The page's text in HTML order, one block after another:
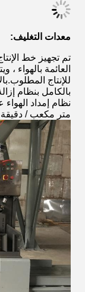
معدات التغليف:
تم تجهيز خط
العائمة بالهواء ،
للإنتاج
بالكامل بنظام
متر مكعب /